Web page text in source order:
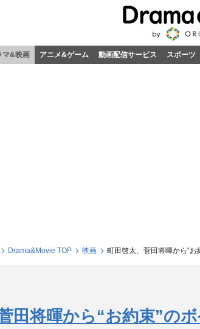
マ&映画 アニメ&ゲーム 動画配信サービス スポーツ
Drama&Movie TOP 映画 町田啓太、菅田将暉から“
田将暉から“お約束”の